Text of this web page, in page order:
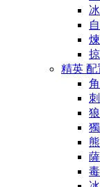
精英 配